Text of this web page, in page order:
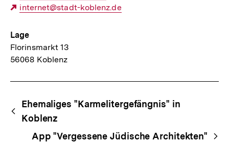
Link:
Externer
internet@stadt-koblenz.de
Lage
Florinsmarkt 13
56068 Koblenz
Begriffsnavigation
Content-
Navigation
Ehemaliges "Karmelitergefängnis" in
Koblenz
App "Vergessene Jüdische Architekten"